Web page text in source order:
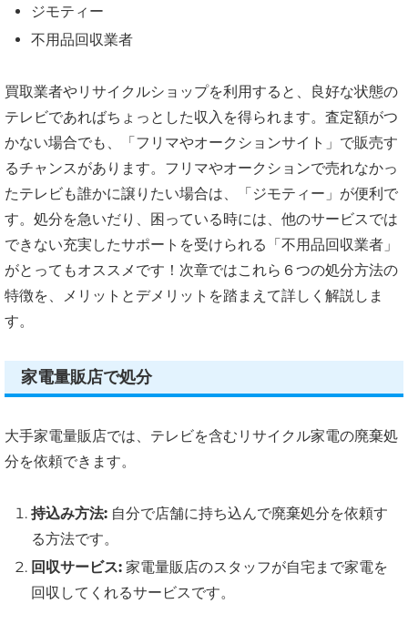
ジモティー
不用品回収業者
買取業者やリサイクルショップを利用すると、良好な状態の
テレビであればちょっとした収入を得られます。査定額がつ
かない場合でも、「フリマやオークションサイト」で販売す
るチャンスがあります。フリマやオークションで売れなかっ
たテレビも誰かに譲りたい場合は、「ジモティー」が便利で
す。処分を急いだり、困っている時には、他のサービスでは
できない充実したサポートを受けられる「不用品回収業者」
がとってもオススメです！次章ではこれら６つの処分方法の
特徴を、メリットとデメリットを踏まえて詳しく解説しま
す。
家電量販店で処分
大手家電量販店では、テレビを含むリサイクル家電の廃棄処
分を依頼できます。
持込み方法: 自分で店舗に持ち込んで廃棄処分を依頼す
る方法です。
回収サービス: 家電量販店のスタッフが自宅まで家電を
回収してくれるサービスです。